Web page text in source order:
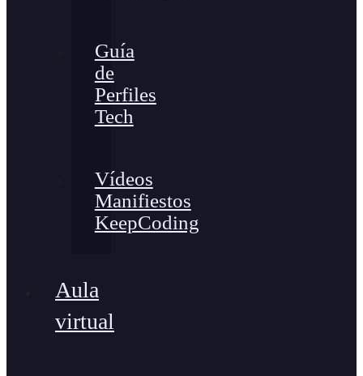
Guía
de
Perfiles
Tech
Vídeos
Manifiestos
KeepCoding
Aula
virtual